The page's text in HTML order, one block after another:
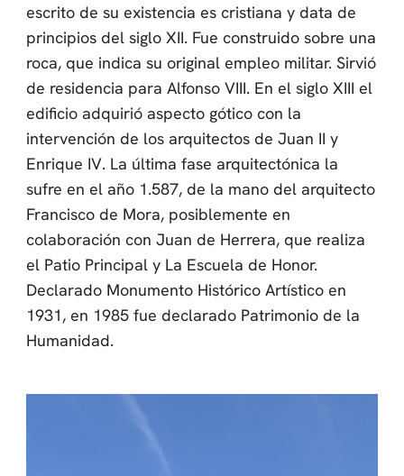
escrito de su existencia es cristiana y data de
principios del siglo XII. Fue construido sobre una
roca, que indica su original empleo militar. Sirvió
de residencia para Alfonso VIII. En el siglo XIII el
edificio adquirió aspecto gótico con la
intervención de los arquitectos de Juan II y
Enrique IV. La última fase arquitectónica la
sufre en el año 1.587, de la mano del arquitecto
Francisco de Mora, posiblemente en
colaboración con Juan de Herrera, que realiza
el Patio Principal y La Escuela de Honor.
Declarado Monumento Histórico Artístico en
1931, en 1985 fue declarado Patrimonio de la
Humanidad.